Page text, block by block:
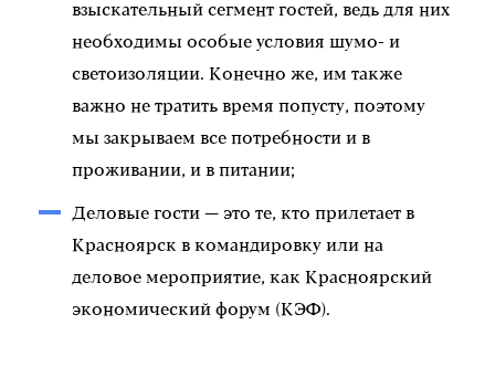
взыскательный сегмент гостей, ведь для них
необходимы особые условия шумо- и
светоизоляции. Конечно же, им также
важно не тратить время попусту, поэтому
мы закрываем все потребности и в
проживании, и в питании;
Деловые гости — это те, кто прилетает в
Красноярск в командировку или на
деловое мероприятие, как Красноярский
экономический форум (КЭФ).